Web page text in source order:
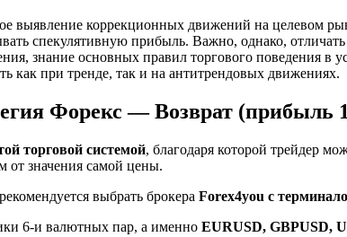
выявление коррекционных движений на целевом
спекулятивную прибыль. Важно, однако,
знание основных правил торгового поведения в
как при тренде, так и на антитрендовых движениях.
Форекс — Возврат (прибыль
торговой системой, благодаря которой трейдер
от значения самой цены.
выбрать брокера Forex4you с
6-и валютных пар, а именно EURUSD, GBPUSD,